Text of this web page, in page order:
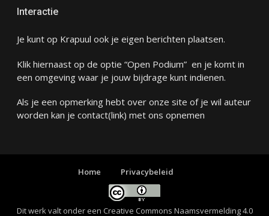
Interactie
Je kunt op Krapuul ook je eigen berichten plaatsen.
Klik hiernaast op de optie “Open Podium” en je komt in
een omgeving waar je jouw bijdrage kunt indienen.
Als je een opmerking hebt over onze site of je wil auteur
worden kan je contact(link) met ons opnemen
Home Privacybeleid
Dit werk valt onder een Creative Commons Naamsvermelding 4.0